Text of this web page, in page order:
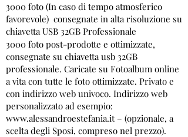
3000 foto (In caso di tempo atmosferico
favorevole) consegnate in alta risoluzione su
chiavetta USB 32GB Professionale
3000 foto post-prodotte e ottimizzate,
consegnate su chiavetta usb 32GB
professionale. Caricate su Fotoalbum online
a vita con tutte le foto ottimizzate. Privato e
con indirizzo web univoco. Indirizzo web
personalizzato ad esempio:
www.alessandroestefania.it– (opzionale, a
scelta degli Sposi, compreso nel prezzo).